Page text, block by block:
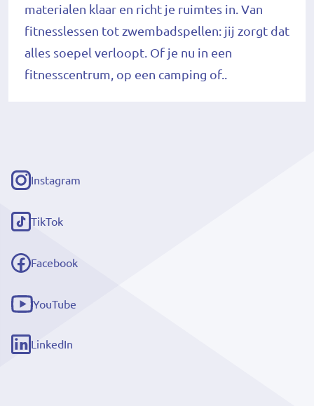
materialen klaar en richt je ruimtes in. Van
fitnesslessen tot zwembadspellen: jij zorgt dat
alles soepel verloopt. Of je nu in een
fitnesscentrum, op een camping of..
Instagram
(externe
link)
TikTok
(externe
link)
Facebook
(externe
link)
YouTube
(externe
link)
LinkedIn
(externe